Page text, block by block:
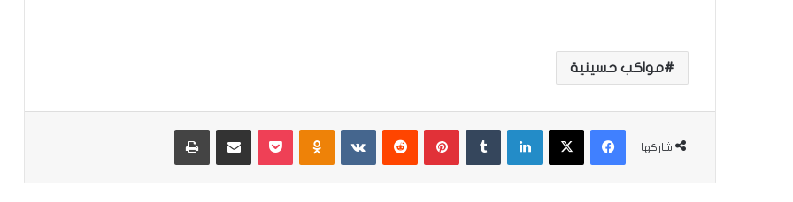
مواكب حسينية
شاركها
فيسبوك ‫X لينكدإن بينتيريست ‏VKontakte